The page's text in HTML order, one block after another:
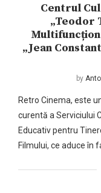
Centrul
„Teodor
„Jean
by
Retro Cinema, este
curentă a Serviciului
Educativ pentru
Filmului, ce aduce în